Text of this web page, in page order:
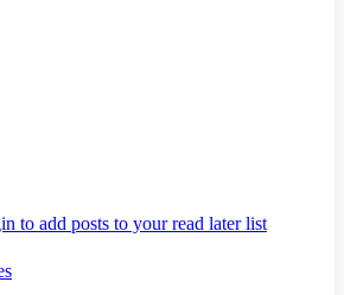
to add posts to your read later list